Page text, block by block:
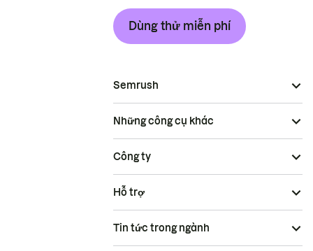
Dùng thử miễn phí
Semrush
Những công cụ khác
Công ty
Hỗ trợ
Tin tức trong ngành